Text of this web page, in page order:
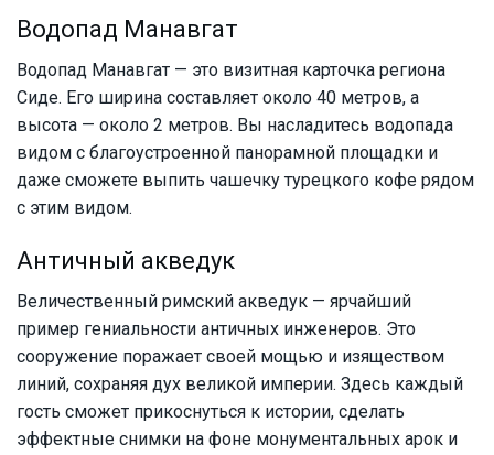
Водопад Манавгат
Водопад Манавгат — это визитная карточка региона
Сиде. Его ширина составляет около 40 метров, а
высота — около 2 метров. Вы насладитесь водопада
видом с благоустроенной панорамной площадки и
даже сможете выпить чашечку турецкого кофе рядом
с этим видом.
Античный акведук
Величественный римский акведук — ярчайший
пример гениальности античных инженеров. Это
сооружение поражает своей мощью и изяществом
линий, сохраняя дух великой империи. Здесь каждый
гость сможет прикоснуться к истории, сделать
эффектные снимки на фоне монументальных арок и